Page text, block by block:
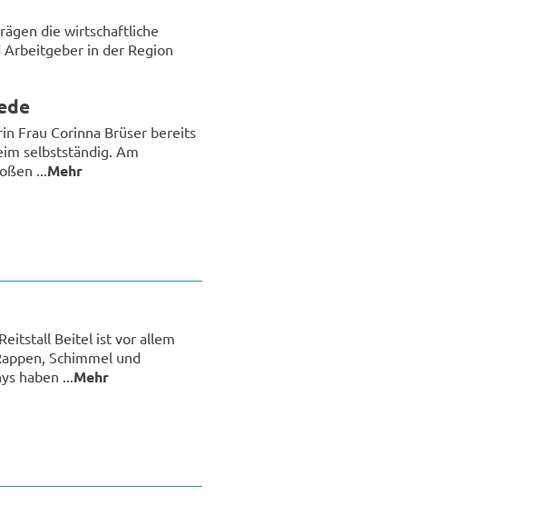
die wirtschaftliche
in der Region
Frau Corinna Brüser bereits
selbstständig. Am
... Mehr
Beitel ist vor allem
Schimmel und
haben ... Mehr